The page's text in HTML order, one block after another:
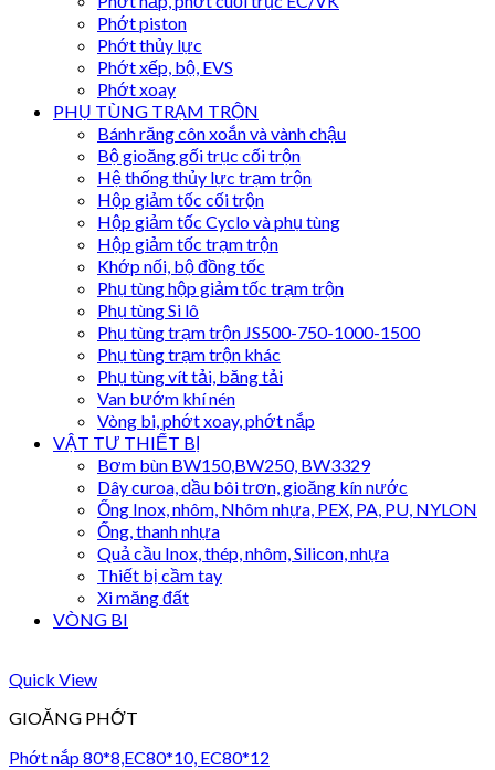
Phớt piston
Phớt thủy lực
Phớt xếp, bộ, EVS
Phớt xoay
PHỤ TÙNG TRẠM TRỘN
Bánh răng côn xoắn và vành chậu
Bộ gioăng gối trục cối trộn
Hệ thống thủy lực trạm trộn
Hộp giảm tốc cối trộn
Hộp giảm tốc Cyclo và phụ tùng
Hộp giảm tốc trạm trộn
Khớp nối, bộ đồng tốc
Phụ tùng hộp giảm tốc trạm trộn
Phụ tùng Si lô
Phụ tùng trạm trộn JS500-750-1000-1500
Phụ tùng trạm trộn khác
Phụ tùng vít tải, băng tải
Van bướm khí nén
Vòng bi, phớt xoay, phớt nắp
VẬT TƯ THIẾT BỊ
Bơm bùn BW150,BW250, BW3329
Dây curoa, dầu bôi trơn, gioăng kín nước
Ống Inox, nhôm, Nhôm nhựa, PEX, PA, PU, NYLON
Ống, thanh nhựa
Quả cầu Inox, thép, nhôm, Silicon, nhựa
Thiết bị cầm tay
Xi măng đất
VÒNG BI
Quick View
GIOĂNG PHỚT
Phớt nắp 80*8,EC80*10, EC80*12